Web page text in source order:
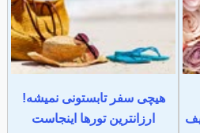
هیچی سفر تابستونی نمیشه!
ارزانترین تورها اینجاست